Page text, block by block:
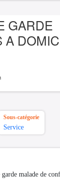
GARDE
A
Sous-catégorie
Service
malade de